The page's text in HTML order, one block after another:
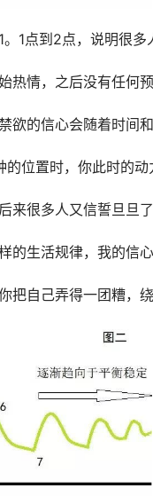
点到2点，说明很多
情，之后没有任何预
的信心会随着时间和
置时，你此时的动
很多人又信誓旦旦了
生活规律，我的信心
自己弄得一团糟，绕